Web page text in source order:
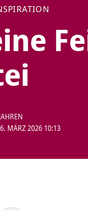
MÄRZ 2026 10:13